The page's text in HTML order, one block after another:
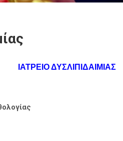
ΙΑΤΡΕΙΟ ΔΥΣΛΙΠΙΔΑΙΜΙΑΣ